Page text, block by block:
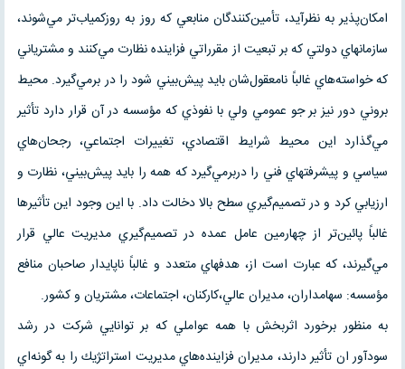
امكان‌پذير به نظرآيد، تأمين‌كنندگان منابعي كه روز به روزكمياب‌تر مي‌شوند،
سازمانهاي دولتي كه بر تبعيت از مقرراتي فزاينده نظارت مي‌كنند و مشترياني
كه خواسته‌هاي غالباً نامعقول‌شان بايد پيش‌بيني شود را در برمي‌گيرد. محيط
بروني دور نيز بر جو عمومي ولي با نفوذي كه مؤسسه در آن قرار دارد تأثير
مي‌گذارد اين محيط شرايط اقتصادي، تغييرات اجتماعي، رجحان‌هاي
سياسي و پيشرفتهاي فني را دربرمي‌گيرد كه همه را بايد پيش‌بيني، نظارت و
ارزيابي كرد و در تصميم‌گيري سطح بالا دخالت داد. با اين وجود اين تأثيرها
غالباً پائين‌‌تر از چهارمين عامل عمده در تصميم‌گيري مديريت عالي قرار
مي‌گيرند، كه عبارت است از، هدفهاي متعدد و غالباً ناپايدار صاحبان منافع
مؤسسه: سهامداران، مديران عالي،كاركنان، اجتماعات، مشتريان و كشور.
به منظور برخورد اثربخش با همه عواملي كه بر توانايي شركت در رشد
سودآور ان تأثير دارند، مديران فزاينده‌هاي مديريت استراتژيك را به گونه‌اي